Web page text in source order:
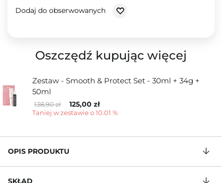
Dodaj do obserwowanych
Oszczędź kupując więcej
Zestaw - Smooth & Protect Set - 30ml + 34g +
50ml
138,90 zł 125,00 zł
Taniej w zestawie o 10.01 %
OPIS PRODUKTU
SKŁAD